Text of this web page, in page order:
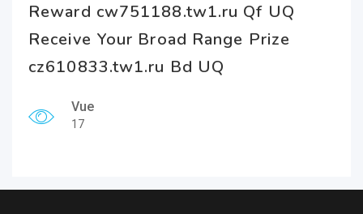
Reward cw751188.tw1.ru Qf UQ
Receive Your Broad Range Prize
cz610833.tw1.ru Bd UQ
Vue
17